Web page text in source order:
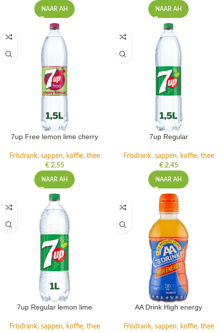
NAAR AH NAAR AH
7up Free lemon lime cherry
Frisdrank, sappen, koffie, thee
€2,55
NAAR AH
7up Regular
Frisdrank, sappen, koffie, thee
€2,45
NAAR AH
7up Regular lemon lime
Frisdrank, sappen, koffie, thee
AA Drink High energy
Frisdrank, sappen, koffie, thee